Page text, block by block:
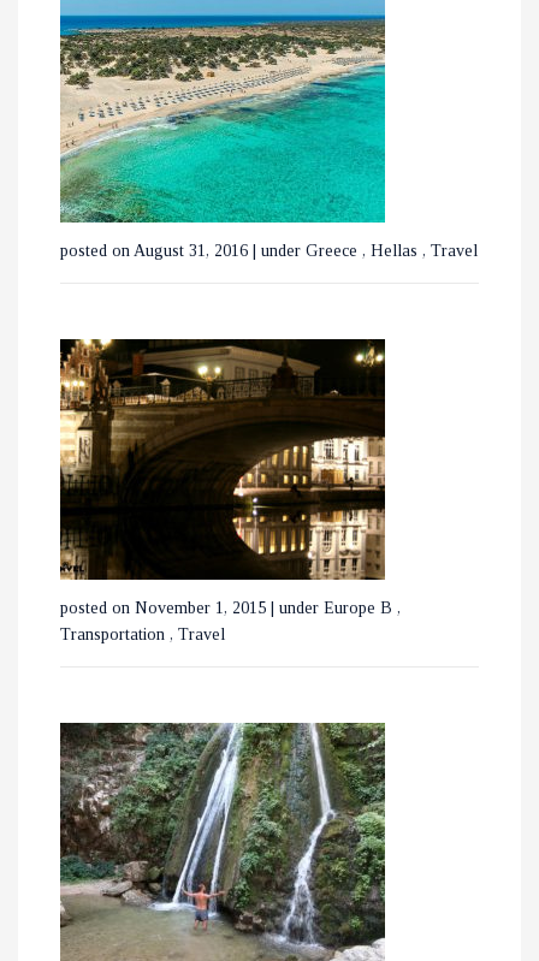
posted on August 31, 2016 under Greece , Hellas , Travel
ΜΕ ΤΡΕΝΑ ΣΕ ΒΕΛΓΙΟ ΚΑΙ
ΟΛΛΑΝΔΙΑ
posted on November 1, 2015 under Europe B ,
Transportation , Travel
ΟΙ ΚΑΤΑΡΡΑΚΤΕΣ ΤΗΣ
ΒΑΡΒΑΡΑΣ ΣΤΗΝ ΟΡΕΙΝΗ
ΧΑΛΚΙΔΙΚΗ
ΕΞΕΡΕΥΝΩΝΤΑΣ ΤΟ
ΒΟΥΚΟΥΡΕΣΤΙ ΣΕ 3 ΗΜΕΡΕΣ